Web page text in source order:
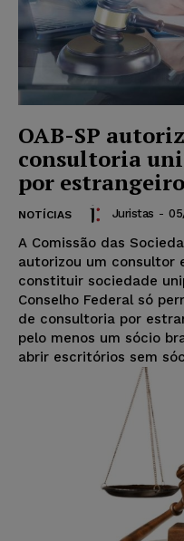
OAB-SP
consultoria
por estrangeiro
NOTÍCIAS Juristas -
A Comissão das
autorizou um consultor
constituir sociedade
Conselho Federal só
de consultoria por
pelo menos um sócio
abrir escritórios sem